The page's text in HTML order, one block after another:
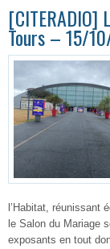
[CITERADIO]
Tours – 15/
l’Habitat, réunissant
le Salon du Mariage
exposants en tout